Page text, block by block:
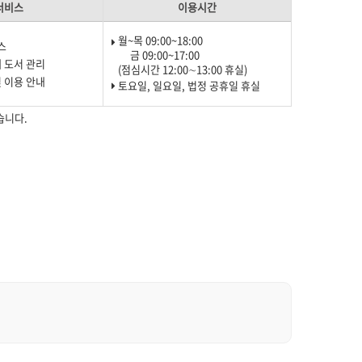
비스 이용시간
도서 관리
이용 안내
월~목 09:00~18:00
금 09:00~17:00
(점심시간 12:00∼13:00 휴실)
토요일, 일요일, 법정 공휴일 휴실
니다.